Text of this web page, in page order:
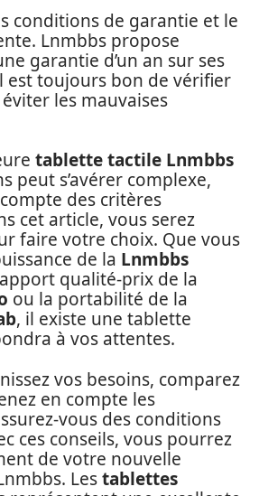
conditions de garantie et le
Lnmbbs propose
garantie d’un an sur ses
est toujours bon de vérifier
les mauvaises
tablette tactile Lnmbbs
peut s’avérer complexe,
des critères
cet article, vous serez
faire votre choix. Que vous
de la Lnmbbs
qualité-prix de la
ou la portabilité de la
, il existe une tablette
à vos attentes.
vos besoins, comparez
en compte les
vous des conditions
ces conseils, vous pourrez
de votre nouvelle
Lestablettes